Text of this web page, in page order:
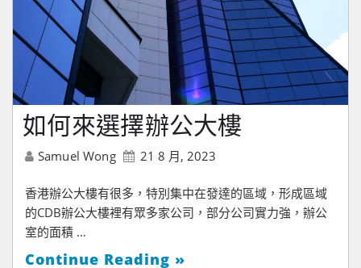
如何來選擇辦公大樓
Samuel Wong 21 8 月, 2023
香港辦公大樓有很多，特別集中在發達的區域，形成區域
的CDB辦公大樓裡有眾多家公司，部分公司實力強，辦公
室的面積 …
Continue Reading »